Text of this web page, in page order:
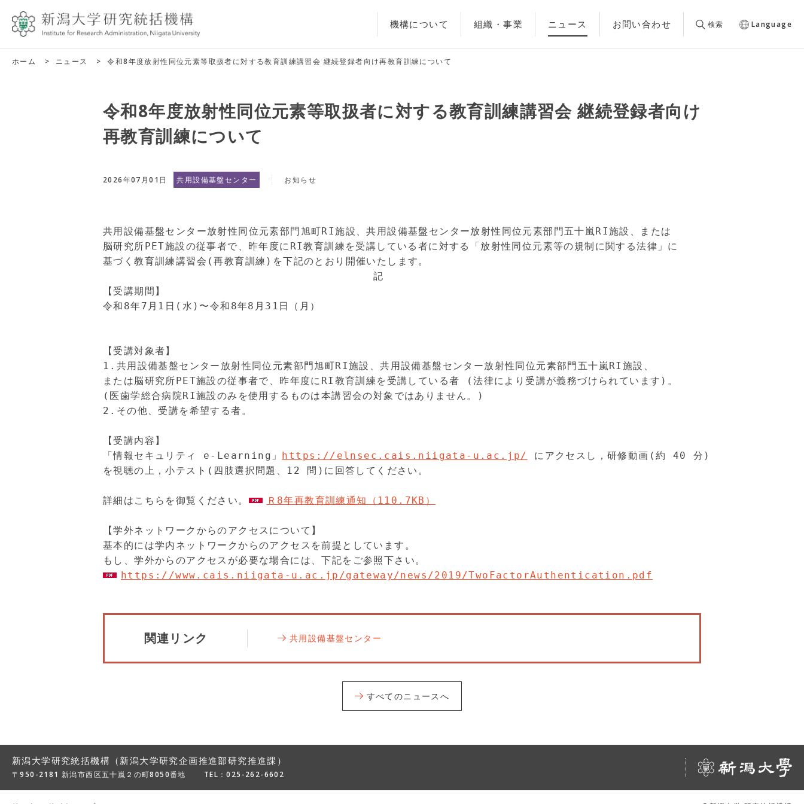
機構について 組織・事業 ニュース お問い合わせ 検索 Language
ホーム > ニュース > 令和8年度放射性同位元素等取扱者に対する教育訓練講習会 継続登録者向け再教育訓練について
令和8年度放射性同位元素等取扱者に対する教育訓練講習会 継続登録者向け
再教育訓練について
2026年07月01日 共用設備基盤センター お知らせ
共用設備基盤センター放射性同位元素部門旭町RI施設、共用設備基盤センター放射性同位元素部門五十嵐RI施設、または
脳研究所PET施設の従事者で、 昨年度にRI教育訓練を受講している者に対する「放射性同位元素等の規制に関する法律」に
基づく教育訓練講習会(再教育訓練)を下記のとおり開催いたします。
記
【受講期間】
令和8年7月1日(水)〜令和8年8月31日（月）
【受講対象者】
1.共用設備基盤センター放射性同位元素部門旭町RI施設、共用設備基盤センター放射性同位元素部門五十嵐RI施設、
または脳研究所PET施設の従事者で、昨年度にRI教育訓練を受講している者 (法律により受講が義務づけられています)。
(医歯学総合病院RI施設のみを使用するものは本講習会の対象ではありません。)
2.その他、受講を希望する者。
【受講内容】
「情報セキュリティ e-Learning」 https://elnsec.cais.niigata-u.ac.jp/
にアクセスし，研修動画(約 40 分)
を視聴の上，小テスト(四肢選択問題、12 問)に回答してください。
詳細はこちらを御覧ください。 Ｒ8年再教育訓練通知（110.7KB）
【学外ネットワークからのアクセスについて】
基本的には学内ネットワークからのアクセスを前提としています。
https://www.cais.niigata-u.ac.jp/gateway/news/2019/TwoFactorAuthentication.pdf
関連リンク 共用設備基盤センター
すべてのニュースへ
新潟大学研究統括機構（新潟大学研究企画推進部研究推進課）
〒950-2181 新潟市西区五十嵐２の町8050番地 TEL：025-262-6602